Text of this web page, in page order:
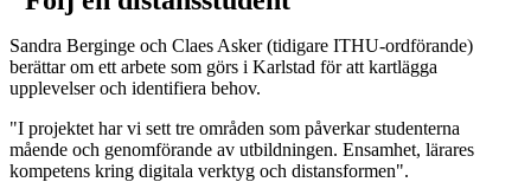
Sandra Berginge och Claes Asker (tidigare ITHU-ordförande)
berättar om ett arbete som görs i Karlstad för att kartlägga
upplevelser och identifiera behov.
"I projektet har vi sett tre områden som påverkar studenterna
mående och genomförande av utbildningen. Ensamhet, lärares
kompetens kring digitala verktyg och distansformen".